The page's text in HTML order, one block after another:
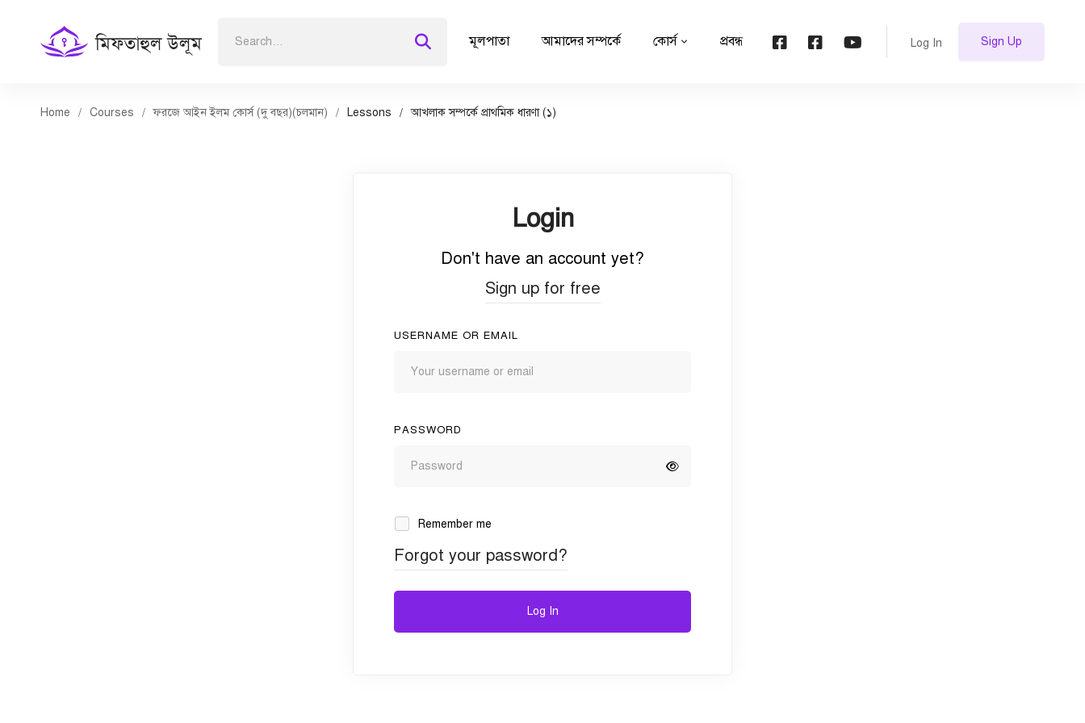
Search
মূলপাতা আমাদের সম্পর্কে কোর্স প্রবন্ধ Log In Sign Up
Home Courses ফরজে আইন ইলম কোর্স (দু বছর)(চলমান) Lessons আখলাক সম্পর্কে প্রাথমিক ধারণা (১)
Login
Don't have an account yet?
Sign up for free
USERNAME OR EMAIL
PASSWORD
Remember me
Forgot your password?
Log In